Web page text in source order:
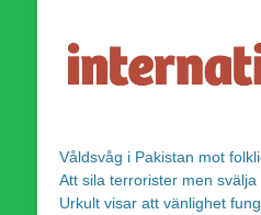
Våldsvåg i Pakistan mot
Att sila terrorister men
Urkult visar att vänlighet